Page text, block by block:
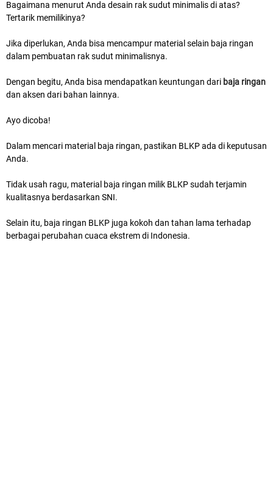
Bagaimana menurut Anda desain rak sudut minimalis di atas?
Tertarik memilikinya?
Jika diperlukan, Anda bisa mencampur material selain baja ringan
dalam pembuatan rak sudut minimalisnya.
Dengan begitu, Anda bisa mendapatkan keuntungan dari baja ringan
dan aksen dari bahan lainnya.
Ayo dicoba!
Dalam mencari material baja ringan, pastikan BLKP ada di keputusan
Anda.
Tidak usah ragu, material baja ringan milik BLKP sudah terjamin
kualitasnya berdasarkan SNI.
Selain itu, baja ringan BLKP juga kokoh dan tahan lama terhadap
berbagai perubahan cuaca ekstrem di Indonesia.